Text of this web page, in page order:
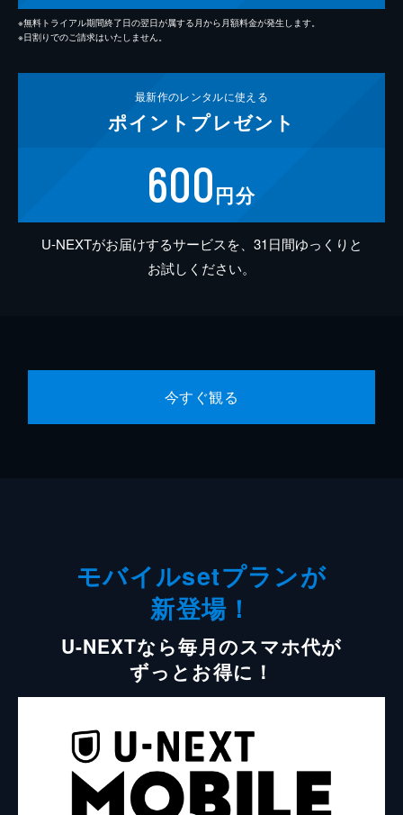
※無料トライアル期間終了日の翌日が属する月から月額料金が発生します。
※日割りでのご請求はいたしません。
最新作のレンタルに使える
ポイント プレゼント
600円分
U-NEXTがお届けするサービスを、31日間ゆっくりと
お試しください。
今すぐ観る
モバイルsetプランが
新登場！
U-NEXTなら毎月のスマホ代が
ずっとお得に！